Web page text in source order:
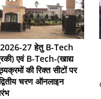
27 हेतु B-Tech
एवं B-Tech-(खाद्य
की रिक्त सीटों पर
चरण ऑनलाइन